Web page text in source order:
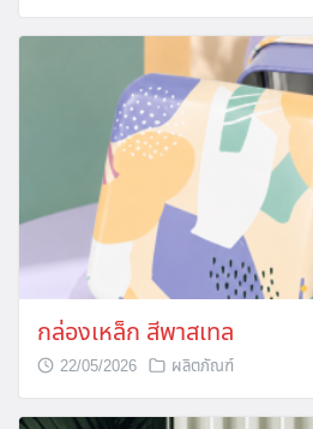
กล่องเหล็ก สีพาสเทล
22/05/2026 ผลิตภัณฑ์